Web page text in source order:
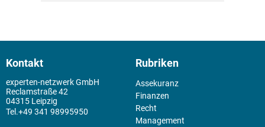
Kontakt
experten-netzwerk GmbH
Reclamstraße 42
04315 Leipzig
+49 341 98995950
Rubriken
Assekuranz
Finanzen
Recht
Management